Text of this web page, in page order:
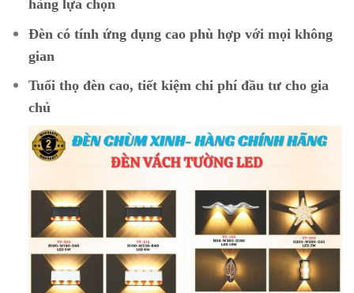
hàng lựa chọn
Đèn có tính ứng dụng cao phù hợp với mọi không
gian
Tuổi thọ đèn cao, tiết kiệm chi phí đầu tư cho gia
chủ